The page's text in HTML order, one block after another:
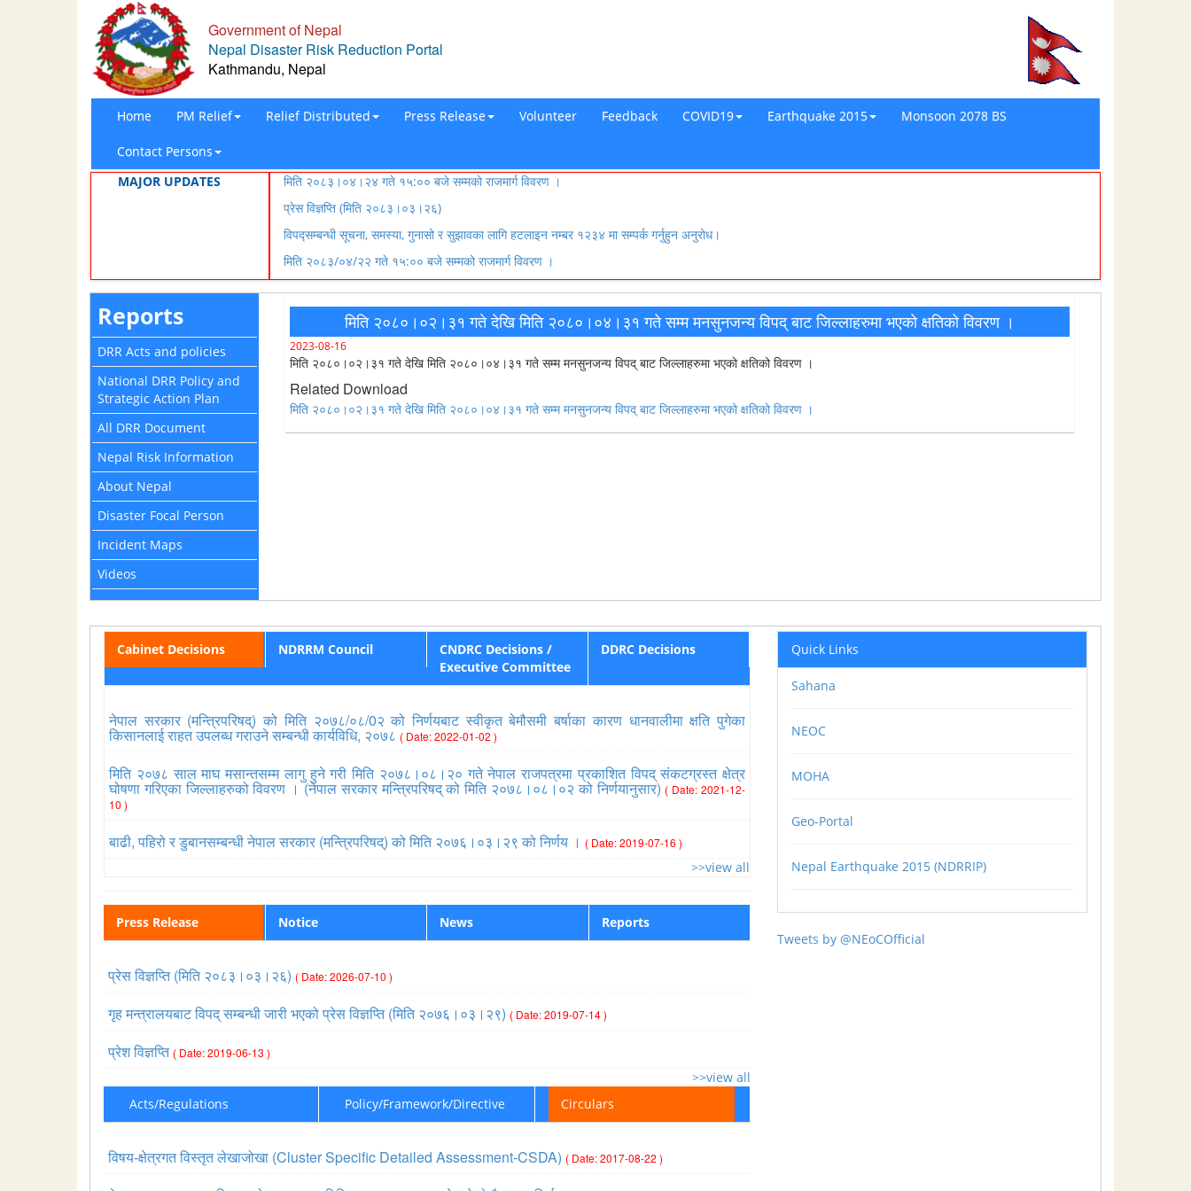
Government of Nepal
Nepal Disaster Risk Reduction Portal
Kathmandu, Nepal
Home PM Relief Relief Distributed Press Release Volunteer Feedback COVID19 Earthquake 2015 Monsoon 2078 BS
Contact Persons
MAJOR UPDATES
मिति २०८३।०४।२४ गते १५:०० बजे सम्मको राजमार्ग विवरण ।
प्रेस विज्ञप्ति (मिति २०८३।०३।२६)
विपद्सम्बन्धी सूचना, समस्या, गुनासो र सुझावका लागि हटलाइन नम्बर १२३४ मा सम्पर्क गर्नुहुन अनुरोध।
मिति २०८३/०४/२२ गते १५:०० बजे सम्मको राजमार्ग विवरण ।
Reports
DRR Acts and policies
National DRR Policy and
Strategic Action Plan
All DRR Document
Nepal Risk Information
About Nepal
Disaster Focal Person
Incident Maps
Videos
मिति २०८०।०२।३१ गते देखि मिति २०८०।०४।३१ गते सम्म मनसुनजन्य विपद् बाट जिल्लाहरुमा भएको क्षतिको विवरण ।
2023-08-16
मिति २०८०।०२।३१ गते देखि मिति २०८०।०४।३१ गते सम्म मनसुनजन्य विपद् बाट जिल्लाहरुमा भएको क्षतिको विवरण ।
Related Download
मिति २०८०।०२।३१ गते देखि मिति २०८०।०४।३१ गते सम्म मनसुनजन्य विपद् बाट जिल्लाहरुमा भएको क्षतिको विवरण ।
Cabinet Decisions NDRRM Council
CNDRC Decisions /
Executive Committee
DDRC Decisions
नेपाल सरकार (मन्त्रिपरिषद्) को मिति २०७८/०८/0२ को निर्णयबाट स्वीकृत बेमौसमी बर्षाका कारण धानवालीमा क्षति पुगेका
किसानलाई राहत उपलब्ध गराउने सम्बन्धी कार्यविधि, २०७८ ( Date: 2022-01-02 )
मिति २०७८ साल माघ मसान्तसम्म लागु हुने गरी मिति २०७८।०८।२० गते नेपाल राजपत्रमा प्रकाशित विपद् संकटग्रस्त क्षेत्र
घोषणा गरिएका जिल्लाहरुको विवरण । (नेपाल सरकार मन्त्रिपरिषद् को मिति २०७८।०८।०२ को निर्णयानुसार) ( Date: 2021-12-
10 )
बाढी, पहिरो र डुबानसम्बन्धी नेपाल सरकार (मन्त्रिपरिषद्) को मिति २०७६।०३।२९ को निर्णय । ( Date: 2019-07-16 )
>>view all
Press Release Notice News Reports
प्रेस विज्ञप्ति (मिति २०८३।०३।२६) ( Date: 2026-07-10 )
गृह मन्त्रालयबाट विपद् सम्बन्धी जारी भएको प्रेस विज्ञप्ति (मिति २०७६।०३।२९) ( Date: 2019-07-14 )
प्रेश विज्ञप्ति ( Date: 2019-06-13 )
>>view all
Acts/Regulations
Policy/Framework/Directive Circulars
विषय-क्षेत्रगत विस्तृत लेखाजोखा (Cluster Specific Detailed Assessment-CSDA) ( Date: 2017-08-22 )
Quick Links
Sahana
NEOC
MOHA
Geo-Portal
Nepal Earthquake 2015 (NDRRIP)
Tweets by @NEoCOfficial